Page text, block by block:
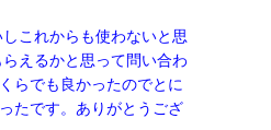
しこれからも使わないと思
えるかと思って問い合わ
らでも良かったのでとに
たです。ありがとうござ